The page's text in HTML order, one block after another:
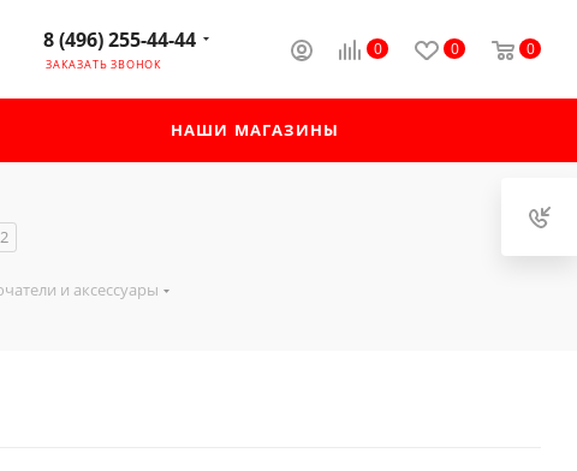
0 0 0
8 (496) 255-44-44
ЗАКАЗАТЬ ЗВОНОК
НАШИ МАГАЗИНЫ
2
и аксессуары